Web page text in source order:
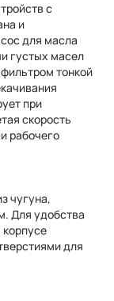
с
и
для масла
густых масел
тонкой
при
скорость
рабочего
чугуна,
Для удобства
для